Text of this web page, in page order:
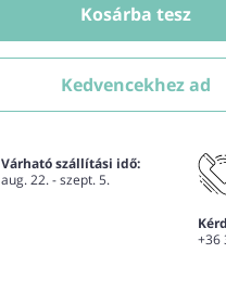
Kosárba tesz
Kedvencekhez ad
Várható szállítási idő:
aug. 22. - szept. 5.
+36